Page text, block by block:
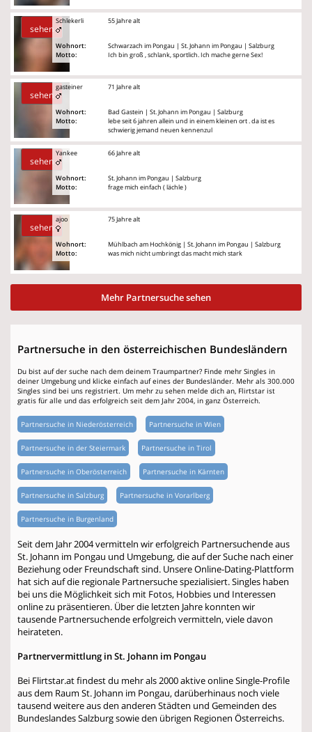
sehen
Schlekerli
Wohnort:
Motto:
55 Jahre alt
Schwarzach im Pongau | St. Johann im Pongau | Salzburg
Ich bin groß , schlank, sportlich. Ich mache gerne Sex!
sehen
gasteiner
Wohnort:
Motto:
71 Jahre alt
Bad Gastein | St. Johann im Pongau | Salzburg
lebe seit 6 jahren allein und in einem kleinen ort . da ist es
schwierig jemand neuen kennenzul
sehen
Yankee
Wohnort:
Motto:
66 Jahre alt
St. Johann im Pongau | Salzburg
frage mich einfach ( lächle )
sehen
ajoo
Wohnort:
Motto:
75 Jahre alt
Mühlbach am Hochkönig | St. Johann im Pongau | Salzburg
was mich nicht umbringt das macht mich stark
Mehr Partnersuche sehen
Partnersuche in den österreichischen Bundesländern
Du bist auf der suche nach dem deinem Traumpartner? Finde mehr Singles in
deiner Umgebung und klicke einfach auf eines der Bundesländer. Mehr als 300.000
Singles sind bei uns registriert. Um mehr zu sehen melde dich an, Flirtstar ist
gratis für alle und das erfolgreich seit dem Jahr 2004, in ganz Österreich.
Partnersuche in Niederösterreich Partnersuche in Wien
Partnersuche in der Steiermark Partnersuche in Tirol
Partnersuche in Oberösterreich Partnersuche in Kärnten
Partnersuche in Salzburg Partnersuche in Vorarlberg
Partnersuche in Burgenland
Seit dem Jahr 2004 vermitteln wir erfolgreich Partnersuchende aus
St. Johann im Pongau und Umgebung, die auf der Suche nach einer
Beziehung oder Freundschaft sind. Unsere Online-Dating-Plattform
hat sich auf die regionale Partnersuche spezialisiert. Singles haben
bei uns die Möglichkeit sich mit Fotos, Hobbies und Interessen
online zu präsentieren. Über die letzten Jahre konnten wir
tausende Partnersuchende erfolgreich vermitteln, viele davon
heirateten.
Partnervermittlung in St. Johann im Pongau
Bei Flirtstar.at findest du mehr als 2000 aktive online Single-Profile
aus dem Raum St. Johann im Pongau, darüberhinaus noch viele
tausend weitere aus den anderen Städten und Gemeinden des
Bundeslandes Salzburg sowie den übrigen Regionen Österreichs.